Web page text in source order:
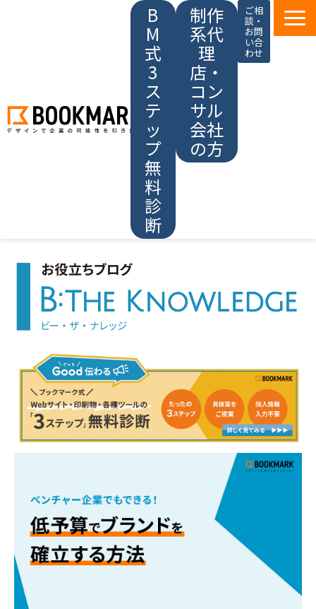
B
M
式
3
ス
テ
ッ
プ
無
料
診
断
制作
系代
理
店・
コン
サル
会社
の方
ご相
談・
お問
い合
わせ
サービス
制作実績
会社情報